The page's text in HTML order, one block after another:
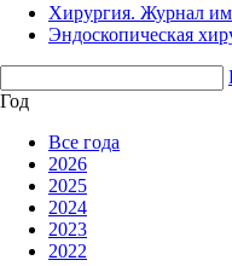
Хирургия. Журнал
Эндоскопическая
Год
Все года
2026
2025
2024
2023
2022